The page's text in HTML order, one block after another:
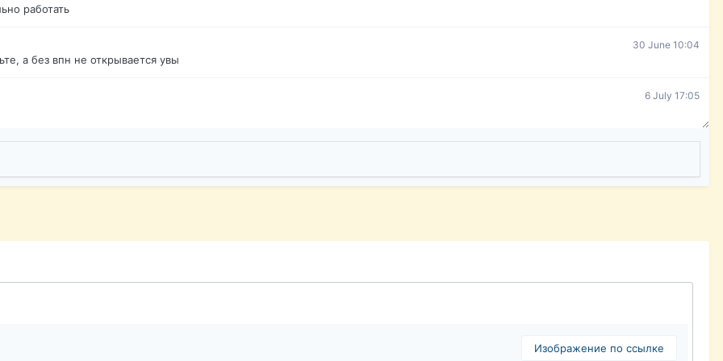
работать
30 June 10:04
а без впн не открывается увы
6 July 17:05
Изображение по ссылке